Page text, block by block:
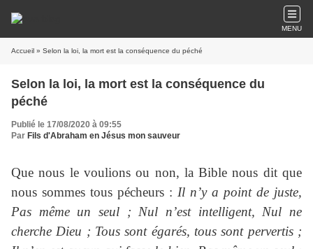
MENU
Accueil » Selon la loi, la mort est la conséquence du péché
Selon la loi, la mort est la conséquence du
péché
Publié le 17/08/2020 à 09:55
Par Fils d'Abraham en Jésus mon sauveur
Que nous le voulions ou non, la Bible nous dit que
nous sommes tous pécheurs : Il n’y a point de juste,
Pas même un seul ; Nul n’est intelligent, Nul ne
cherche Dieu ; Tous sont égarés, tous sont pervertis ;